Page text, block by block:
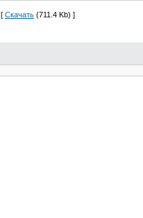
[ Скачать (711.4 Kb) ]